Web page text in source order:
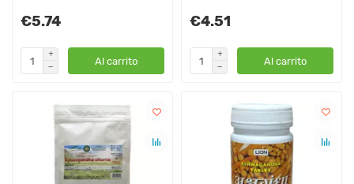
€5.74
Al carrito
€4.51
Al carrito